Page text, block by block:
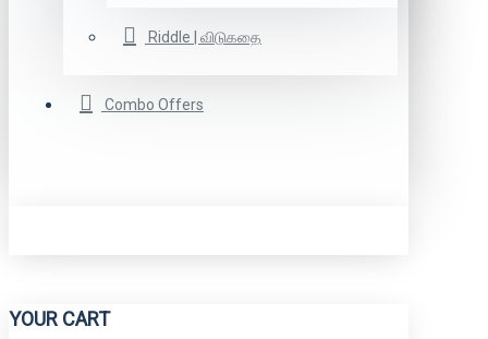
Riddle | விடுகதை
Combo Offers
YOUR CART